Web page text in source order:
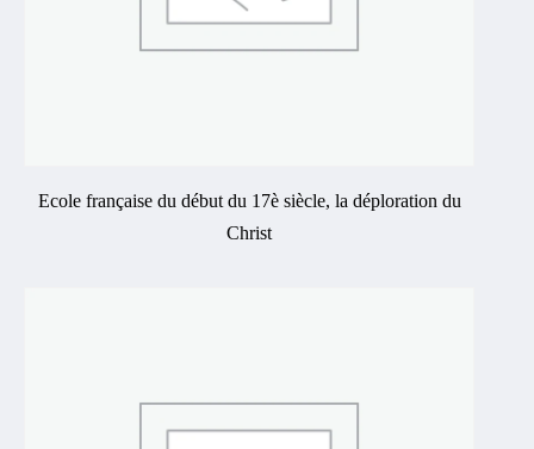
Ecole française du début du 17è siècle, la déploration du
Christ